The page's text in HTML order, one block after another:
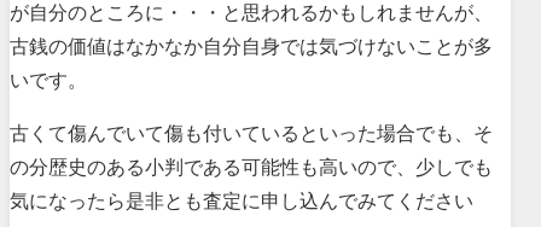
が自分のところに・・・と思われるかもしれませんが、
古銭の価値はなかなか自分自身では気づけないことが多
いです。
古くて傷んでいて傷も付いているといった場合でも、そ
の分歴史のある小判である可能性も高いので、少しでも
気になったら是非とも査定に申し込んでみてください